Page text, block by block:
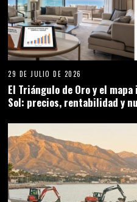
29 DE JULIO DE 2026
El Triángulo de Oro y el
Sol: precios, rentabilidad y